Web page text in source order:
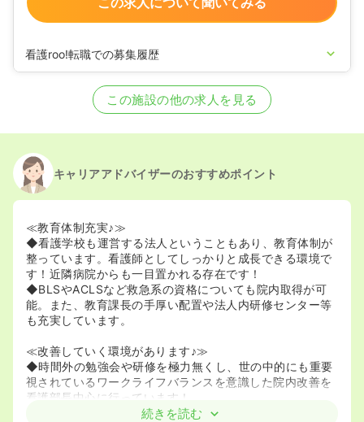
看護roo!転職での募集履歴
正看護師の募集を休止
正看護師を募集中
この施設の他の求人を見る
キャリアアドバイザーのおすすめポイント
≪教育体制充実♪≫
◆看護学校も運営する法人ということもあり、教育体制が
整っています。看護師としてしっかりと成長できる環境で
す！近隣病院からも一目置かれる存在です！
◆BLSやACLSなど救急系の資格についても院内取得が可
能。また、教育課長の手厚い配置や法人内研修センター等
も充実しています。
≪改善していく環境があります♪≫
◆時間外の勉強会や研修を極力無くし、世の中的にも重要
視されているワークライフバランスを意識した院内改善を
看護部長中心に行っています！
続きを読む